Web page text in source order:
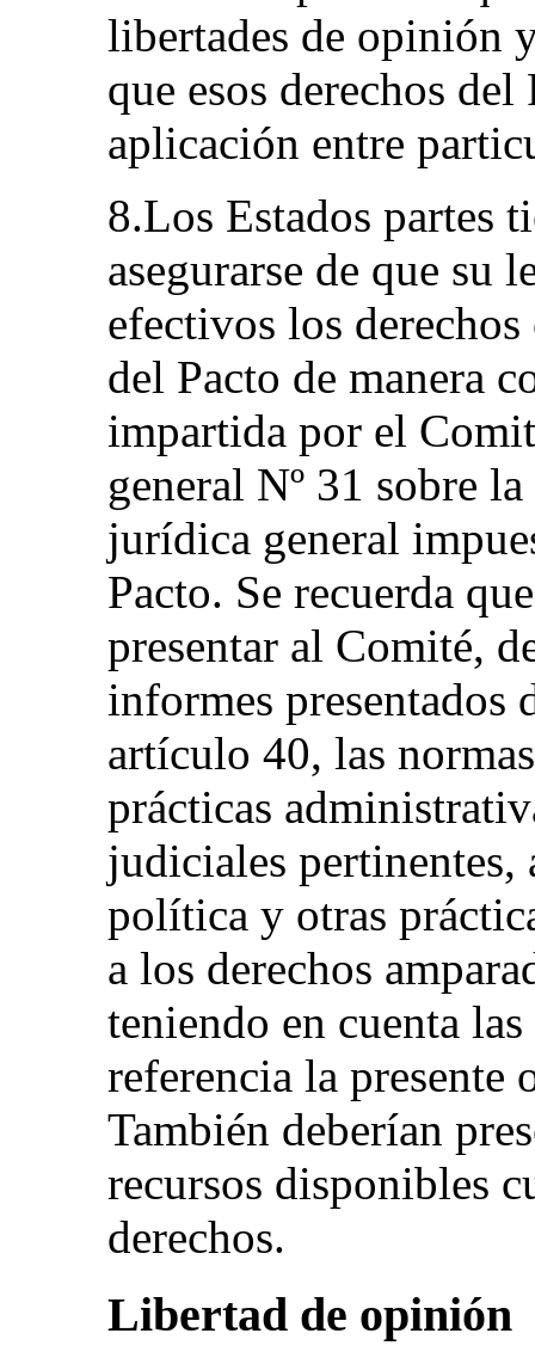
libertades de opinión
que esos derechos del
aplicación entre
8.Los Estados partes
asegurarse de que su
efectivos los
del Pacto de manera
impartida por el
general Nº 31 sobre
jurídica general
Pacto. Se recuerda
presentar al Comité,
informes presentados
artículo 40, las
prácticas
judiciales pertinentes,
política y otras
a los derechos
teniendo en cuenta
referencia la presente
También deberían
recursos disponibles
derechos.
Libertad de opinión